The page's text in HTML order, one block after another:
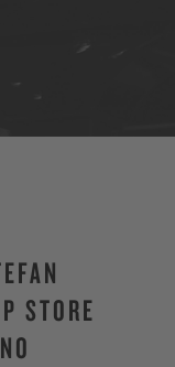
STORE